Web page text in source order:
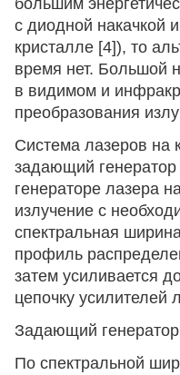
большим
с диодной накачкой
кристалле [4]), то
время нет. Большой
в видимом и
преобразования
Система лазеров на
задающий
генераторе лазера
излучение с
спектральная
профиль
затем усиливается
цепочку усилителей
Задающий
По спектральной